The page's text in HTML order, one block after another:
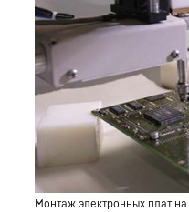
Монтаж электронных плат